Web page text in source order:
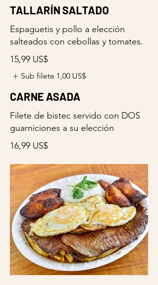
TALLARÍN SALTADO
Espaguetis y pollo a elección
salteados con cebollas y tomates.
15,99 US$
Sub filete 1,00 US$
CARNE ASADA
Filete de bistec servido con DOS
guarniciones a su elección
16,99 US$